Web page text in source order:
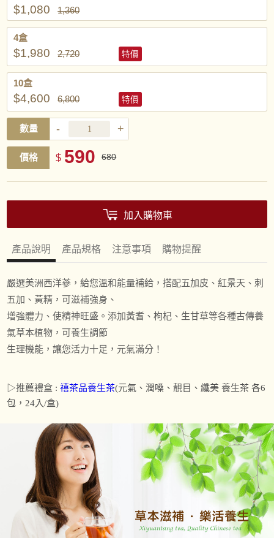
$1,080 1,360
4盒
$1,980 2,720 特價
10盒
$4,600 6,800 特價
數量 - +
價格 $ 590 680
加入購物車
產品說明 產品規格 注意事項 購物提醒
嚴選美洲西洋蔘，給您溫和能量補給，搭配五加皮、紅景天、刺
五加、黃精，可滋補強身、
增強體力、使精神旺盛。添加黃耆、枸杞、生甘草等各種古傳養
氣草本植物，可養生調節
生理機能，讓您活力十足，元氣滿分！
▷推薦禮盒 :禧茶品養生茶(元氣、潤嗓、靚目、纖美 養生茶 各6
包，24入/盒)